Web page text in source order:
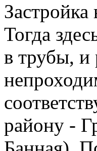
Тогда
в трубы, и
району -